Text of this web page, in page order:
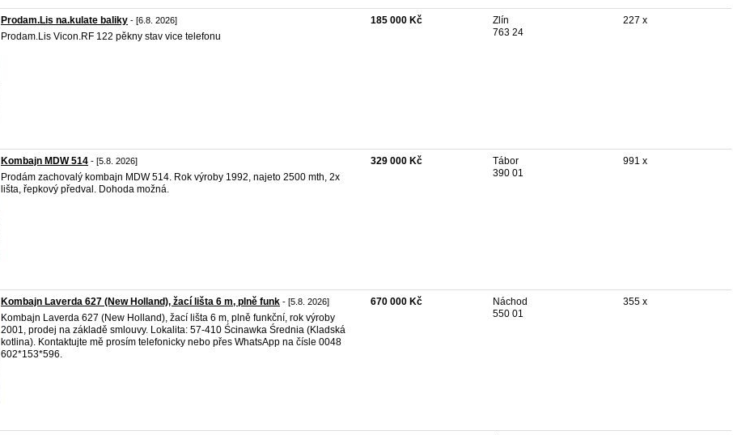
Prodam.Lis na.kulate baliky - [6.8. 2026]
Prodam.Lis Vicon.RF 122 pěkny stav vice telefonu
185 000 Kč
Zlín
763 24
227 x
Kombajn MDW 514 - [5.8. 2026]
Prodám zachovalý kombajn MDW 514. Rok výroby 1992, najeto 2500 mth, 2x
lišta, řepkový předval. Dohoda možná.
329 000 Kč
Tábor
390 01
991 x
Kombajn Laverda 627 (New Holland), žací lišta 6 m, plně funk - [5.8. 2026]
Kombajn Laverda 627 (New Holland), žací lišta 6 m, plně funkční, rok výroby
2001, prodej na základě smlouvy. Lokalita: 57-410 Ścinawka Średnia (Kladská
kotlina). Kontaktujte mě prosím telefonicky nebo přes WhatsApp na čísle 0048
602*153*596.
670 000 Kč
Náchod
550 01
355 x